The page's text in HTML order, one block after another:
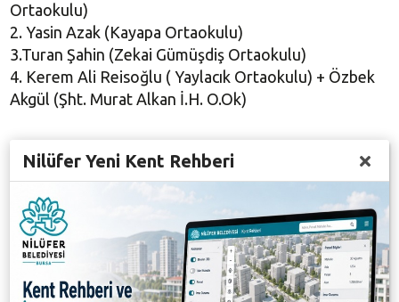
Ortaokulu)
2. Yasin Azak (Kayapa Ortaokulu)
3.Turan Şahin (Zekai Gümüşdiş Ortaokulu)
4. Kerem Ali Reisoğlu ( Yaylacık Ortaokulu) + Özbek
Akgül (Şht. Murat Alkan İ.H. O.Ok)
1.Sıla Buluç (Özel Çamlıca Anadolu Lisesi)
2. Çağla Yasarov (Nilüfer Özel Eğitim Kurumları)
3. Adilenur Güler ( İslam Uyar MTAL)
4. Emel Narin (Feriha Uyar MTAL)
Nilüfer Yeni Kent Rehberi